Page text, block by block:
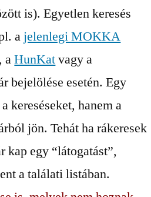
is). Egyetlen keresés
ajelenlegi MOKKA
aHunKatvagy a
bejelölése esetén. Egy
kereséseket, hanem a
jön. Tehát ha rákeresek
egy “látogatást”,
a találati listában.